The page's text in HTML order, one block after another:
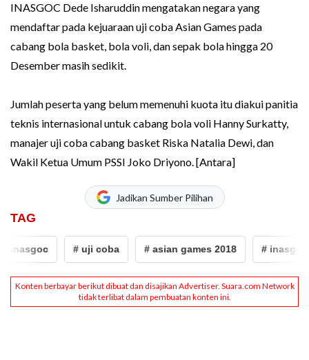
INASGOC Dede Isharuddin mengatakan negara yang
mendaftar pada kejuaraan uji coba Asian Games pada
cabang bola basket, bola voli, dan sepak bola hingga 20
Desember masih sedikit.
Jumlah peserta yang belum memenuhi kuota itu diakui panitia
teknis internasional untuk cabang bola voli Hanny Surkatty,
manajer uji coba cabang basket Riska Natalia Dewi, dan
Wakil Ketua Umum PSSI Joko Driyono. [Antara]
Jadikan Sumber Pilihan
TAG
inasgoc # uji coba # asian games 2018 # inasgoc